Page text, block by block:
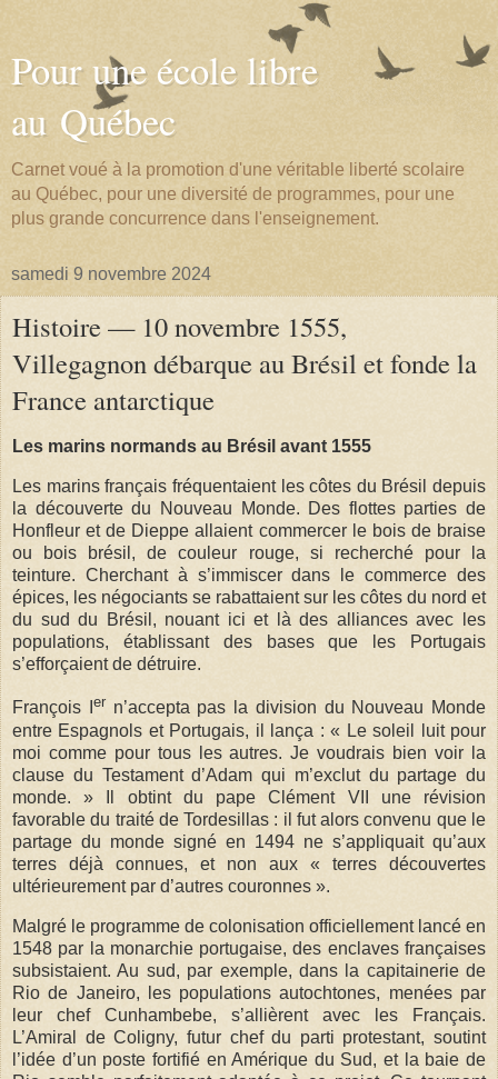
Pour une école libre
au Québec
Carnet voué à la promotion d'une véritable liberté scolaire
au Québec, pour une diversité de programmes, pour une
plus grande concurrence dans l'enseignement.
samedi 9 novembre 2024
Histoire — 10 novembre 1555,
Villegagnon débarque au Brésil et fonde la
France antarctique
Les marins normands au Brésil avant 1555
Les marins français fréquentaient les côtes du Brésil depuis
la découverte du Nouveau Monde. Des flottes parties de
Honfleur et de Dieppe allaient commercer le bois de braise
ou bois brésil, de couleur rouge, si recherché pour la
teinture. Cherchant à s’immiscer dans le commerce des
épices, les négociants se rabattaient sur les côtes du nord et
du sud du Brésil, nouant ici et là des alliances avec les
populations, établissant des bases que les Portugais
s’efforçaient de détruire.
François I er n’accepta pas la division du Nouveau Monde
entre Espagnols et Portugais, il lança : « Le soleil luit pour
moi comme pour tous les autres. Je voudrais bien voir la
clause du Testament d’Adam qui m’exclut du partage du
monde. » Il obtint du pape Clément VII une révision
favorable du traité de Tordesillas : il fut alors convenu que le
partage du monde signé en 1494 ne s’appliquait qu’aux
terres déjà connues, et non aux « terres découvertes
ultérieurement par d’autres couronnes ».
Malgré le programme de colonisation officiellement lancé en
1548 par la monarchie portugaise, des enclaves françaises
subsistaient. Au sud, par exemple, dans la capitainerie de
Rio de Janeiro, les populations autochtones, menées par
leur chef Cunhambebe, s’allièrent avec les Français.
L’Amiral de Coligny, futur chef du parti protestant, soutint
l’idée d’un poste fortifié en Amérique du Sud, et la baie de